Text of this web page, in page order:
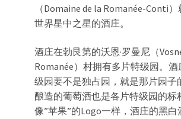
（Domaine de la Romanée-Conti
世界星中之星的酒庄。
酒庄在勃艮第的沃恩·罗曼尼（
Romanée）村拥有多片特级园。
级园要不是独占园，就是那片园子
酿造的葡萄酒也是各片特级园的标
像”苹果”的Logo一样，酒庄的黑白